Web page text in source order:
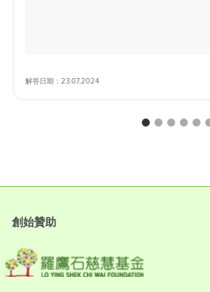
解答日期：23.07.2024
創始贊助